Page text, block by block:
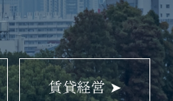
賃貸経営 ➤